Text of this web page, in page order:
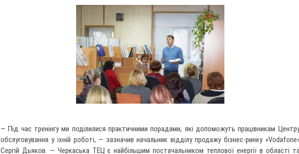
— Під час тренінгу ми поділилися практичними порадами, які допоможуть працівникам
обслуговування у їхній роботі, — зазначив начальник відділу продажу бізнес-ринку
Сергій Дьяков. — Черкаська ТЕЦ є найбільшим постачальником теплової енергії в області